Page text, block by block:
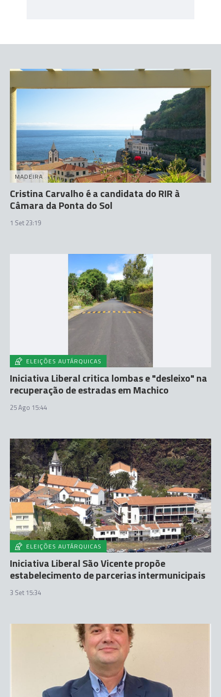
MADEIRA
Cristina Carvalho é a candidata do RIR à
Câmara da Ponta do Sol
1 Set 23:19
ELEIÇÕES AUTÁRQUICAS
Iniciativa Liberal critica lombas e "desleixo" na
recuperação de estradas em Machico
25 Ago 15:44
ELEIÇÕES AUTÁRQUICAS
Iniciativa Liberal São Vicente propõe
estabelecimento de parcerias intermunicipais
3 Set 15:34